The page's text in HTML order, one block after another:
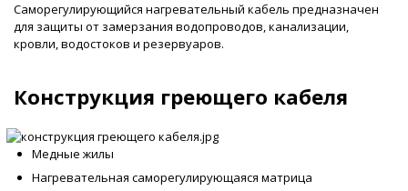
Саморегулирующийся нагревательный кабель предназначен
для защиты от замерзания водопроводов, канализации,
кровли, водостоков и резервуаров.
Конструкция греющего кабеля
Медные жилы
Нагревательная саморегулирующаяся матрица